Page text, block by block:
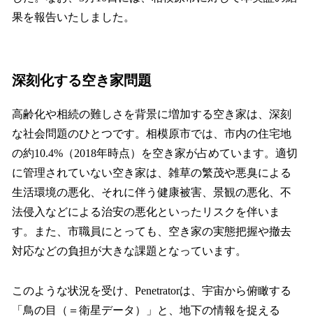
果を報告いたしました。
深刻化する空き家問題
高齢化や相続の難しさを背景に増加する空き家は、深刻
な社会問題のひとつです。相模原市では、市内の住宅地
の約10.4%（2018年時点）を空き家が占めています。適切
に管理されていない空き家は、雑草の繁茂や悪臭による
生活環境の悪化、それに伴う健康被害、景観の悪化、不
法侵入などによる治安の悪化といったリスクを伴いま
す。また、市職員にとっても、空き家の実態把握や撤去
対応などの負担が大きな課題となっています。
このような状況を受け、Penetratorは、宇宙から俯瞰する
「鳥の目（＝衛星データ）」と、地下の情報を捉える